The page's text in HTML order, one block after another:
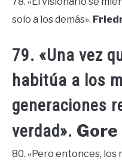
solo a los demás».
79. «Una vez
habitúa a los
generaciones
verdad».
80. «Pero entonces,